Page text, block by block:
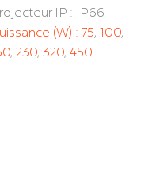
IP : IP66
(W) : 75, 100,
, 230, 320, 450